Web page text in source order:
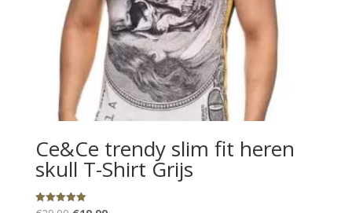
Ce&Ce trendy slim fit heren
skull T-Shirt Grijs
Gewaardeerd